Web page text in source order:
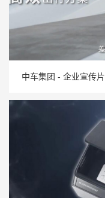
中车集团 - 企业宣传片
中车集团 - 企业宣传片